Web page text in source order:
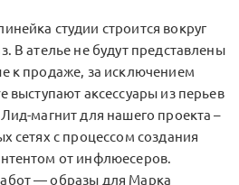
студии строится вокруг
В ателье не будут представлены
к продаже, за исключением
выступают аксессуары из перьев
магнит для нашего проекта –
сетях с процессом создания
от инфлюесеров.
— образы для Марка